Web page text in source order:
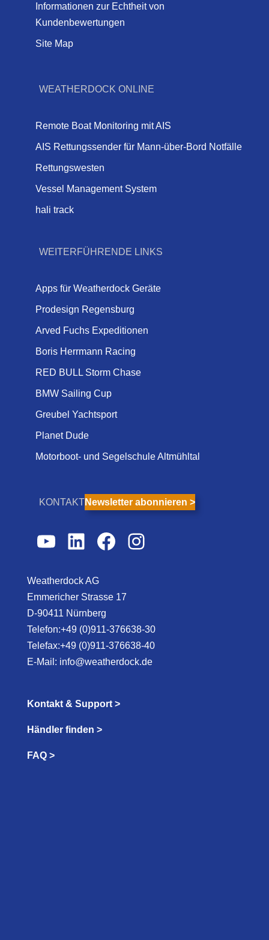
Informationen zur Echtheit von
Kundenbewertungen
Site Map
WEATHERDOCK ONLINE
Remote Boat Monitoring mit AIS
AIS Rettungssender für Mann-über-Bord Notfälle
Rettungswesten
Vessel Management System
hali track
WEITERFÜHRENDE LINKS
Apps für Weatherdock Geräte
Prodesign Regensburg
Arved Fuchs Expeditionen
Boris Herrmann Racing
RED BULL Storm Chase
BMW Sailing Cup
Greubel Yachtsport
Planet Dude
Motorboot- und Segelschule Altmühltal
KONTAKTNewsletter abonnieren >
YouTube
LinkedIn
Facebook
Instagram
Weatherdock AG
Emmericher Strasse 17
D-90411 Nürnberg
Telefon:+49 (0)911-376638-30
Telefax:+49 (0)911-376638-40
E-Mail: info@weatherdock.de
Kontakt & Support >
Händler finden >
FAQ >